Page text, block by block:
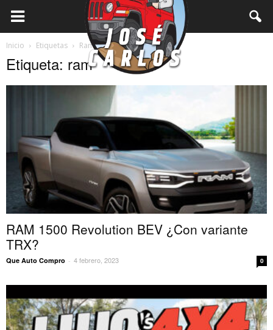
Inicio Etiquetas Ram
Etiqueta: ram
RAM 1500 Revolution BEV ¿Con variante
TRX?
Que Auto Compro - 4 febrero, 2023 0